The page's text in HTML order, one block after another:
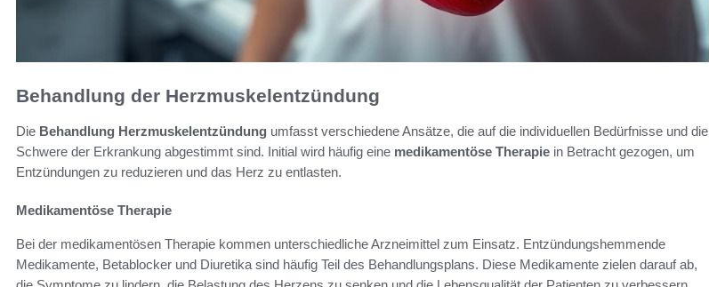
Behandlung der Herzmuskelentzündung
Die Behandlung Herzmuskelentzündung umfasst verschiedene Ansätze, die auf die individuellen Bedürfnisse und die
Schwere der Erkrankung abgestimmt sind. Initial wird häufig eine medikamentöse Therapie in Betracht gezogen, um
Entzündungen zu reduzieren und das Herz zu entlasten.
Medikamentöse Therapie
Bei der medikamentösen Therapie kommen unterschiedliche Arzneimittel zum Einsatz. Entzündungshemmende
Medikamente, Betablocker und Diuretika sind häufig Teil des Behandlungsplans. Diese Medikamente zielen darauf ab,